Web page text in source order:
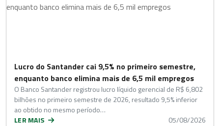
Lucro do Santander cai 9,5% no primeiro semestre,
enquanto banco elimina mais de 6,5 mil empregos
O Banco Santander registrou lucro líquido gerencial de R$ 6,802
bilhões no primeiro semestre de 2026, resultado 9,5% inferior
ao obtido no mesmo período…
LER MAIS
05/08/2026